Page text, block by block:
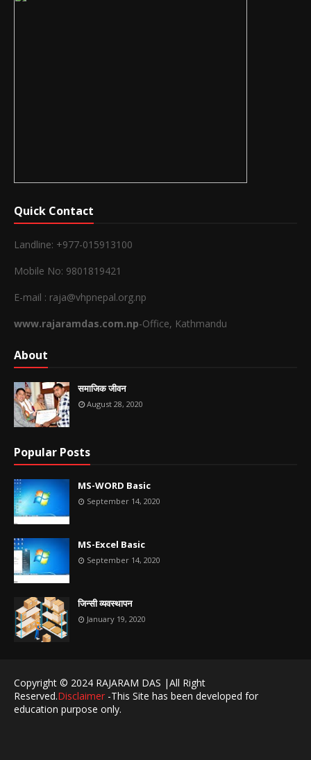
Quick Contact
Landline: +977-015913100
Mobile No: 9801819421
E-mail : raja@vhpnepal.org.np
www.rajaramdas.com.np-Office, Kathmandu
About
समाजिक जीवन
August 28, 2020
Popular Posts
MS-WORD Basic
September 14, 2020
MS-Excel Basic
September 14, 2020
जिन्सी व्यवस्थापन
January 19, 2020
Copyright © 2024 RAJARAM DAS |All Right
Reserved.Disclaimer -This Site has been developed for
education purpose only.